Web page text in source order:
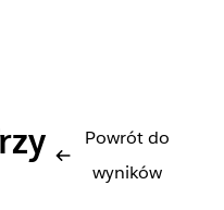
Powrót do
wyników